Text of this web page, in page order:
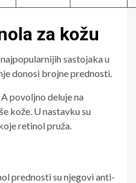
za kožu
sastojaka u
donosi brojne prednosti.
povoljno deluje na
kože. U nastavku su
retinol pruža.
prednosti su njegovi anti-